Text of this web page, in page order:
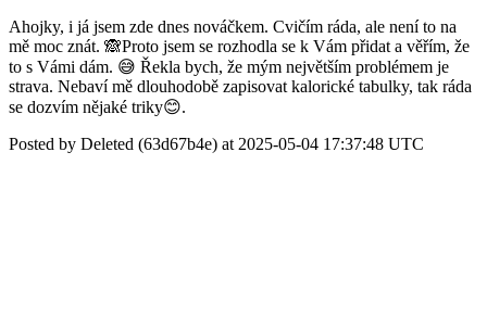
Ahojky, i já jsem zde dnes nováčkem. Cvičím ráda, ale není to na
mě moc znát. 🙈Proto jsem se rozhodla se k Vám přidat a věřím, že
to s Vámi dám. 😅 Řekla bych, že mým největším problémem je
strava. Nebaví mě dlouhodobě zapisovat kalorické tabulky, tak ráda
se dozvím nějaké triky😊.
Posted by Deleted (63d67b4e) at 2025-05-04 17:37:48 UTC